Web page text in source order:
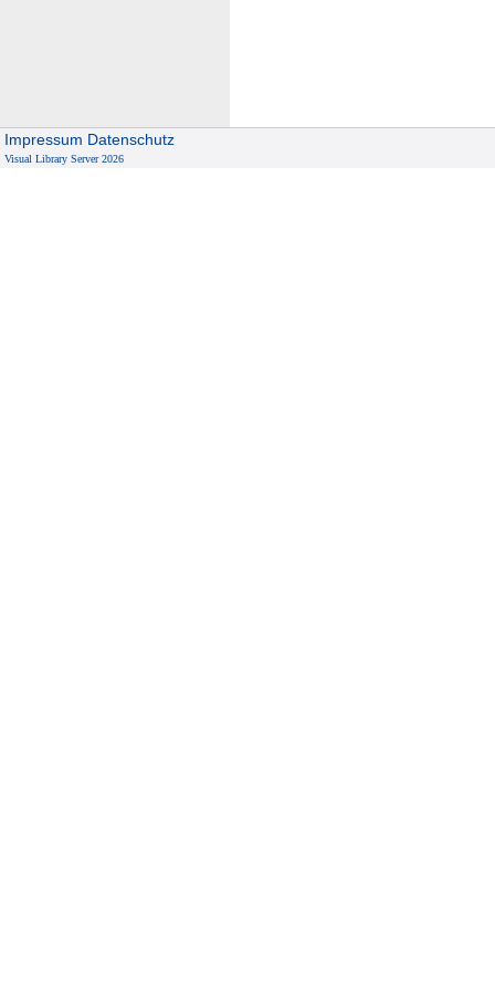
Impressum Datenschutz
Visual Library Server 2026